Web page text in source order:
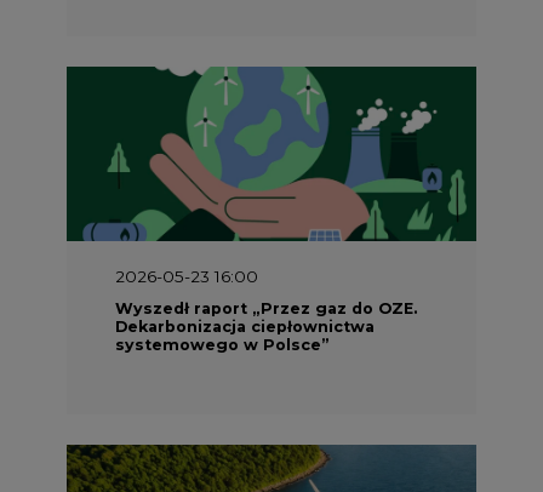
2026-05-23 16:00
Wyszedł raport „Przez gaz do OZE.
Dekarbonizacja ciepłownictwa
systemowego w Polsce”